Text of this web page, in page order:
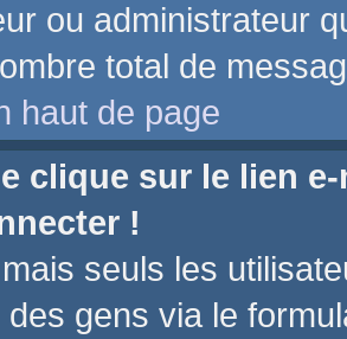
ou administrateur
total de
haut de page
clique sur le lien
!
seuls les
gens via le